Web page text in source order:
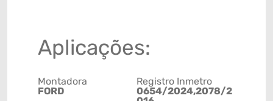
Aplicações:
Montadora
FORD
Registro Inmetro
0654/2024,2078/2